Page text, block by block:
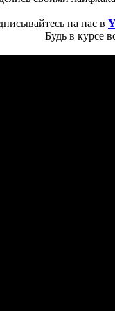
на нас в
Будь в курсе